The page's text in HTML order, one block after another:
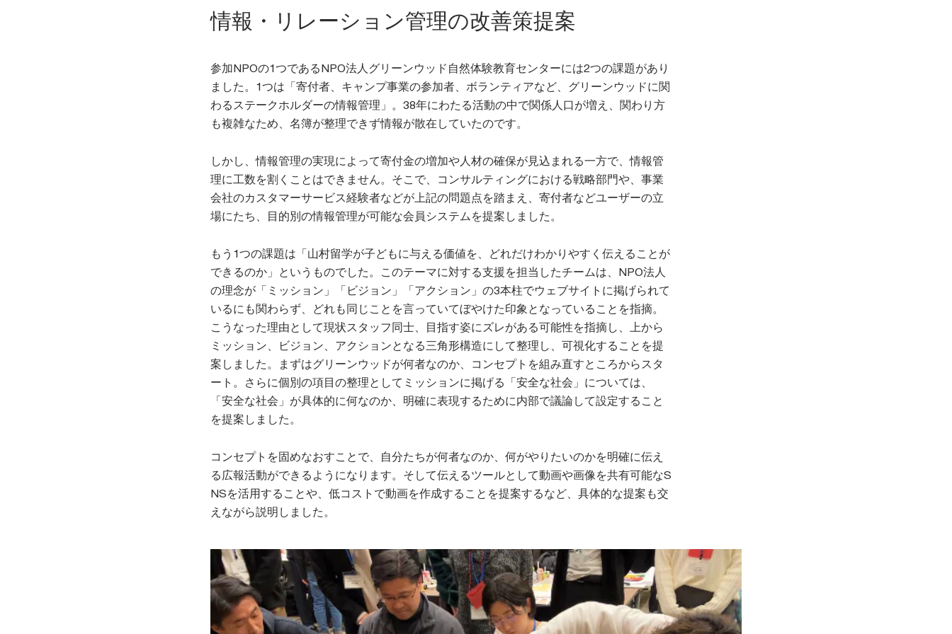
情報・リレーション管理の改善策提案
参加NPOの1つであるNPO法人グリーンウッド自然体験教育センターには2つの課題があり
ました。1つは「寄付者、キャンプ事業の参加者、ボランティアなど、グリーンウッドに関
わるステークホルダーの情報管理」。38年にわたる活動の中で関係人口が増え、関わり方
も複雑なため、名簿が整理できず情報が散在していたのです。
しかし、情報管理の実現によって寄付金の増加や人材の確保が見込まれる一方で、情報管
理に工数を割くことはできません。そこで、コンサルティングにおける戦略部門や、事業
会社のカスタマーサービス経験者などが上記の問題点を踏まえ、寄付者などユーザーの立
場にたち、目的別の情報管理が可能な会員システムを提案しました。
もう1つの課題は「山村留学が子どもに与える価値を、どれだけわかりやすく伝えることが
できるのか」というものでした。このテーマに対する支援を担当したチームは、NPO法人
の理念が「ミッション」「ビジョン」「アクション」の3本柱でウェブサイトに掲げられて
いるにも関わらず、どれも同じことを言っていてぼやけた印象となっていることを指摘。
こうなった理由として現状スタッフ同士、目指す姿にズレがある可能性を指摘し、上から
ミッション、ビジョン、アクションとなる三角形構造にして整理し、可視化することを提
案しました。まずはグリーンウッドが何者なのか、コンセプトを組み直すところからスタ
ート。さらに個別の項目の整理としてミッションに掲げる「安全な社会」については、
「安全な社会」が具体的に何なのか、明確に表現するために内部で議論して設定すること
を提案しました。
コンセプトを固めなおすことで、自分たちが何者なのか、何がやりたいのかを明確に伝え
る広報活動ができるようになります。そして伝えるツールとして動画や画像を共有可能なS
NSを活用することや、低コストで動画を作成することを提案するなど、具体的な提案も交
えながら説明しました。